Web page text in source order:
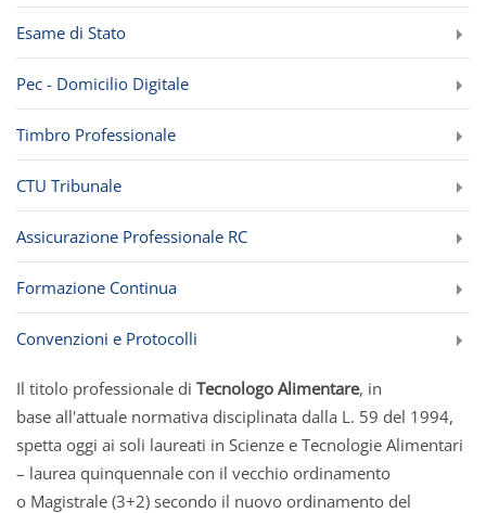
Esame di Stato
Pec - Domicilio Digitale
Timbro Professionale
CTU Tribunale
Assicurazione Professionale RC
Formazione Continua
Convenzioni e Protocolli
Il titolo professionale di Tecnologo Alimentare, in
base all'attuale normativa disciplinata dalla L. 59 del 1994,
spetta oggi ai soli laureati in Scienze e Tecnologie Alimentari
– laurea quinquennale con il vecchio ordinamento
o Magistrale (3+2) secondo il nuovo ordinamento del